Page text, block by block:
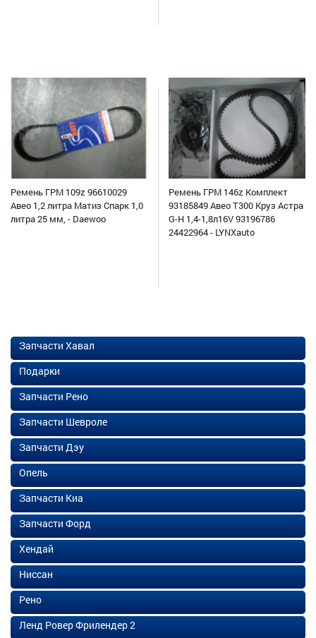
Ремень ГРМ 109z 96610029
Авео 1,2 литра Матиз Спарк 1,0
литра 25 мм, - Daewoo
Ремень ГРМ 146z Комплект
93185849 Авео Т300 Круз Астра
G-H 1,4-1,8л16V 93196786
24422964 - LYNXauto
Запчасти Хавал
Подарки
Запчасти Рено
Запчасти Шевроле
Запчасти Дэу
Опель
Запчасти Киа
Запчасти Форд
Хендай
Ниссан
Рено
Ленд Ровер Фрилендер 2